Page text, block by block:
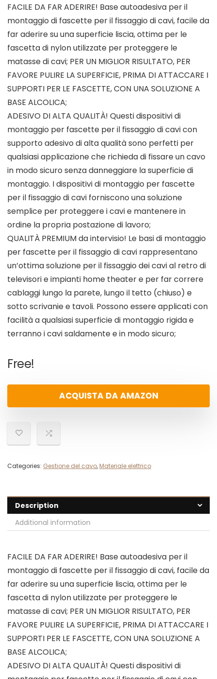
FACILE DA FAR ADERIRE! Base autoadesiva per il
montaggio di fascette per il fissaggio di cavi, facile da
far aderire su una superficie liscia, ottima per le
fascetta di nylon utilizzate per proteggere le
matasse di cavi; PER UN MIGLIOR RISULTATO, PER
FAVORE PULIRE LA SUPERFICIE, PRIMA DI ATTACCARE I
SUPPORTI PER LE FASCETTE, CON UNA SOLUZIONE A
BASE ALCOLICA;
ADESIVO DI ALTA QUALITÀ! Questi dispositivi di
montaggio per fascette per il fissaggio di cavi con
supporto adesivo di alta qualità sono perfetti per
qualsiasi applicazione che richieda di fissare un cavo
in modo sicuro senza danneggiare la superficie di
montaggio. I dispositivi di montaggio per fascette
per il fissaggio di cavi forniscono una soluzione
semplice per proteggere i cavi e mantenere in
ordine la propria postazione di lavoro;
QUALITÀ PREMIUM da intervisio! Le basi di montaggio
per fascette per il fissaggio di cavi rappresentano
un’ottima soluzione per il fissaggio dei cavi al retro di
televisori e impianti home theater e per far correre
cablaggi lungo la parete, lungo il tetto (chiuso) e
sotto scrivanie e tavoli. Possono essere applicati con
facilità a qualsiasi superficie di montaggio rigida e
terranno i cavi saldamente e in modo sicuro;
Free!
ACQUISTA DA AMAZON
Categories: Gestione del cavo, Materiale elettrico
Description
Additional information
FACILE DA FAR ADERIRE! Base autoadesiva per il
montaggio di fascette per il fissaggio di cavi, facile da
far aderire su una superficie liscia, ottima per le
fascetta di nylon utilizzate per proteggere le
matasse di cavi; PER UN MIGLIOR RISULTATO, PER
FAVORE PULIRE LA SUPERFICIE, PRIMA DI ATTACCARE I
SUPPORTI PER LE FASCETTE, CON UNA SOLUZIONE A
BASE ALCOLICA;
ADESIVO DI ALTA QUALITÀ! Questi dispositivi di